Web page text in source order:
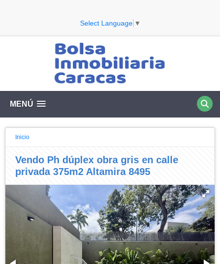
Select Language ▼
MENÚ
Inicio
Vendo Ph dúplex obra gris en calle
privada 375m2 Altamira 8495